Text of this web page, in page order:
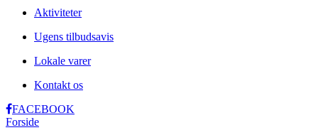
Aktiviteter
Ugens tilbudsavis
Lokale varer
Kontakt os
FACEBOOK
Forside